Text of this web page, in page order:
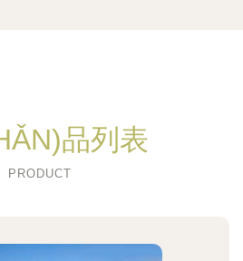
品列表
PRODUCT